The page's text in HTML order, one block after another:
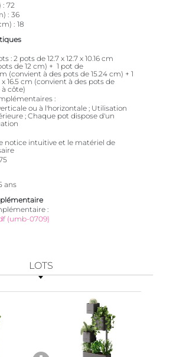
72
36
18
: 2 pots de 12.7 x 12.7 x 10.16 cm
de 12 cm) + ​ 1 pot de
(convient à des pots de 15.24 cm) + 1
x 16.5 cm (convient à des pots de
à côte)
ou à l'horizontale ; Utilisation
; Chaque pot dispose d'un
notice intuitive et le matériel de
ans
(umb-0709)
LOTS